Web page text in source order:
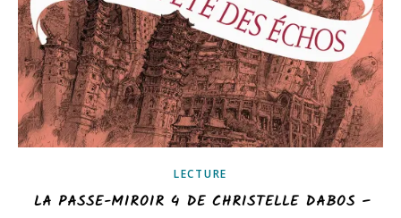
LECTURE
LA PASSE-MIROIR 4 DE CHRISTELLE DABOS –